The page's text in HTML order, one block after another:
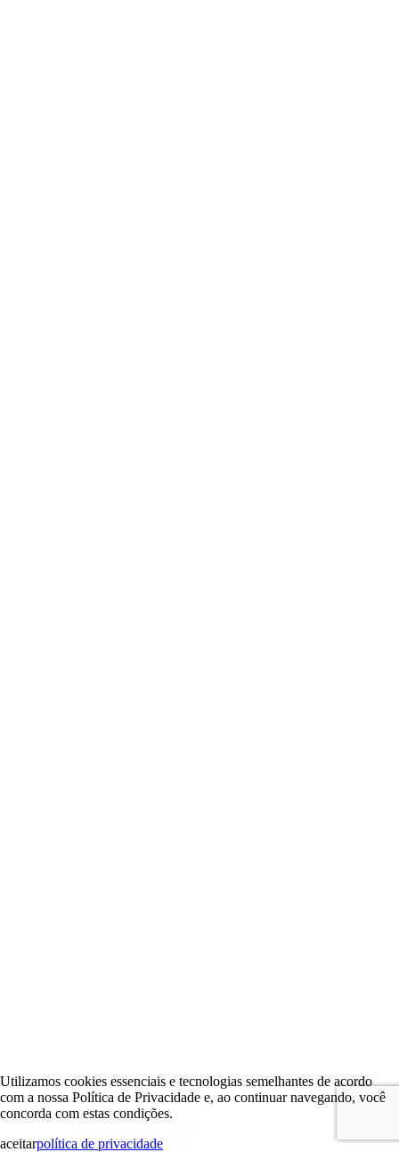
Utilizamos cookies essenciais e tecnologias semelhantes de acordo
com a nossa Política de Privacidade e, ao continuar navegando, você
concorda com estas condições.
aceitarpolítica de privacidade